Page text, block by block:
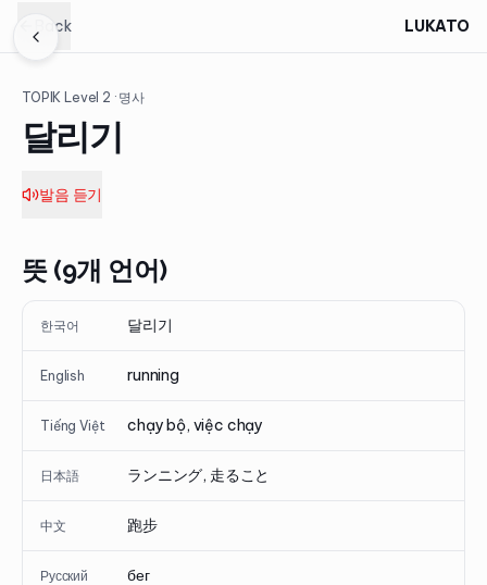
Back LUKATO
TOPIK Level 2 · 명사
달리기
발음 듣기
뜻 (9개 언어)
한국어 달리기
English running
Tiếng Việt chạy bộ, việc chạy
日本語 ランニング, 走ること
中文 跑步
Русский бег